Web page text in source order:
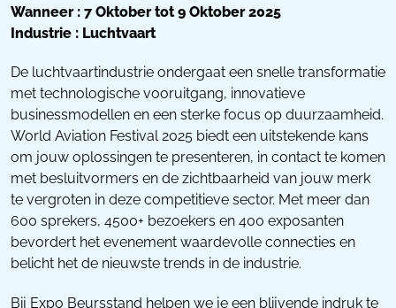
Wanneer : 7 Oktober tot 9 Oktober 2025
Industrie : Luchtvaart
De luchtvaartindustrie ondergaat een snelle transformatie
met technologische vooruitgang, innovatieve
businessmodellen en een sterke focus op duurzaamheid.
World Aviation Festival 2025 biedt een uitstekende kans
om jouw oplossingen te presenteren, in contact te komen
met besluitvormers en de zichtbaarheid van jouw merk
te vergroten in deze competitieve sector. Met meer dan
600 sprekers, 4500+ bezoekers en 400 exposanten
bevordert het evenement waardevolle connecties en
belicht het de nieuwste trends in de industrie.
Bij Expo Beursstand helpen we je een blijvende indruk te